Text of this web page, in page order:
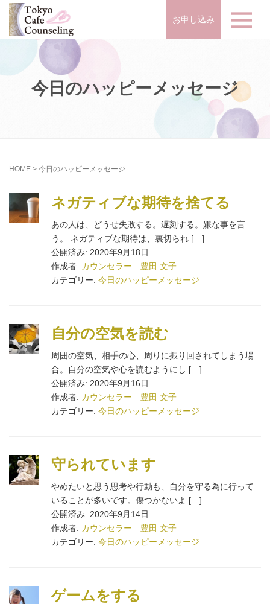
お申し込み
今日のハッピーメッセージ
HOME > 今日のハッピーメッセージ
ネガティブな期待を捨てる
あの人は、どうせ失敗する。遅刻する。嫌な事を言
う。 ネガティブな期待は、裏切られ […]
公開済み: 2020年9月18日
作成者: カウンセラー 豊田 文子
カテゴリー: 今日のハッピーメッセージ
自分の空気を読む
周囲の空気、相手の心、周りに振り回されてしまう場
合。自分の空気や心を読むようにし […]
公開済み: 2020年9月16日
作成者: カウンセラー 豊田 文子
カテゴリー: 今日のハッピーメッセージ
守られています
やめたいと思う思考や行動も、自分を守る為に行って
いることが多いです。傷つかないよ […]
公開済み: 2020年9月14日
作成者: カウンセラー 豊田 文子
カテゴリー: 今日のハッピーメッセージ
ゲームをする